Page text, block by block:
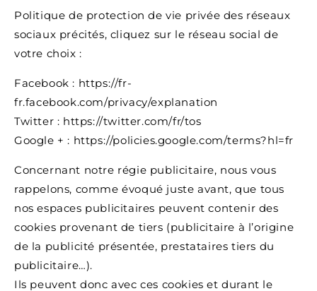
Politique de protection de vie privée des réseaux
sociaux précités, cliquez sur le réseau social de
votre choix :
Facebook : https://fr-
fr.facebook.com/privacy/explanation
Twitter : https://twitter.com/fr/tos
Google + : https://policies.google.com/terms?hl=fr
Concernant notre régie publicitaire, nous vous
rappelons, comme évoqué juste avant, que tous
nos espaces publicitaires peuvent contenir des
cookies provenant de tiers (publicitaire à l’origine
de la publicité présentée, prestataires tiers du
publicitaire…).
Ils peuvent donc avec ces cookies et durant le